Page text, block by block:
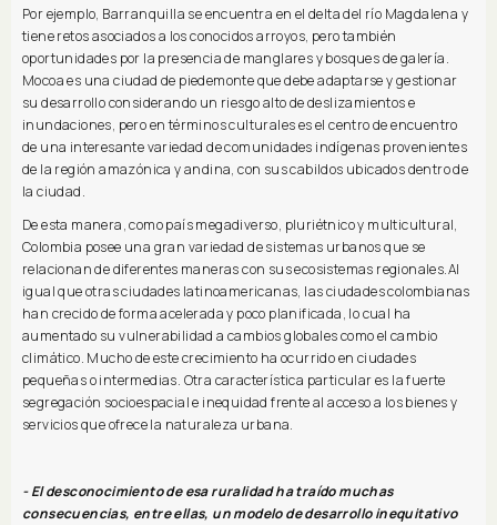
Por ejemplo, Barranquilla se encuentra en el delta del río Magdalena y
tiene retos asociados a los conocidos arroyos, pero también
oportunidades por la presencia de manglares y bosques de galería.
Mocoa es una ciudad de piedemonte que debe adaptarse y gestionar
su desarrollo considerando un riesgo alto de deslizamientos e
inundaciones, pero en términos culturales es el centro de encuentro
de una interesante variedad de comunidades indígenas provenientes
de la región amazónica y andina, con sus cabildos ubicados dentro de
la ciudad.
De esta manera, como país megadiverso, pluriétnico y multicultural,
Colombia posee una gran variedad de sistemas urbanos que se
relacionan de diferentes maneras con sus ecosistemas regionales.Al
igual que otras ciudades latinoamericanas, las ciudades colombianas
han crecido de forma acelerada y poco planificada, lo cual ha
aumentado su vulnerabilidad a cambios globales como el cambio
climático. Mucho de este crecimiento ha ocurrido en ciudades
pequeñas o intermedias. Otra característica particular es la fuerte
segregación socioespacial e inequidad frente al acceso a los bienes y
servicios que ofrece la naturaleza urbana.
- El desconocimiento de esa ruralidad ha traído muchas
consecuencias, entre ellas, un modelo de desarrollo inequitativo